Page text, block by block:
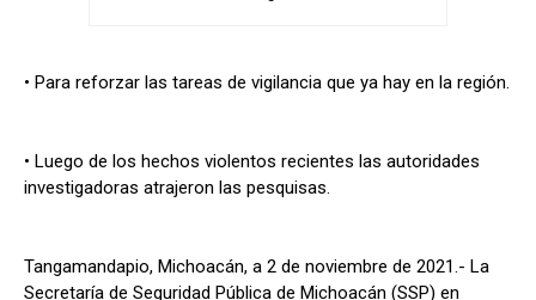
• Para reforzar las tareas de vigilancia que ya hay en la región.
• Luego de los hechos violentos recientes las autoridades
investigadoras atrajeron las pesquisas.
Tangamandapio, Michoacán, a 2 de noviembre de 2021.- La
Secretaría de Seguridad Pública de Michoacán (SSP) en